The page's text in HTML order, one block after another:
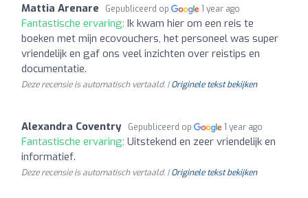
Mattia Arenare Gepubliceerd op 1 year ago
Fantastische ervaring: Ik kwam hier om een reis te
boeken met mijn ecovouchers, het personeel was super
vriendelijk en gaf ons veel inzichten over reistips en
documentatie.
Deze recensie is automatisch vertaald. |Originele tekst bekijken
Alexandra Coventry Gepubliceerd op 1 year ago
Fantastische ervaring: Uitstekend en zeer vriendelijk en
informatief.
Deze recensie is automatisch vertaald. |Originele tekst bekijken